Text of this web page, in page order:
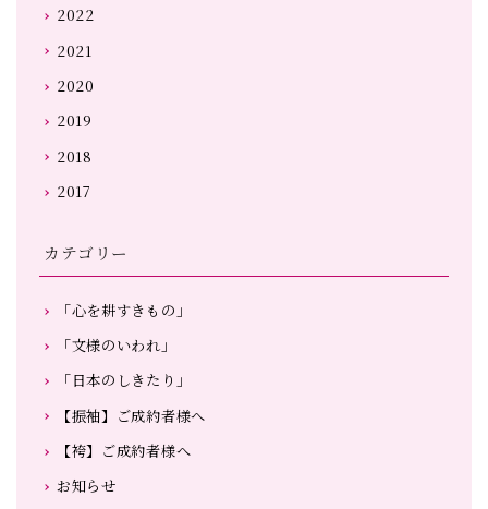
2022
2021
2020
2019
2018
2017
カテゴリー
「心を耕すきもの」
「文様のいわれ」
「日本のしきたり」
【振袖】ご成約者様へ
【袴】ご成約者様へ
お知らせ